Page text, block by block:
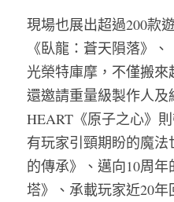
現場也展出超過200款
《臥龍：蒼天隕落》
光榮特庫摩，不僅搬來
還邀請重量級製作人
HEART《原子之心》
有玩家引頸期盼的魔
的傳承》、邁向10周
塔》、承載玩家近20